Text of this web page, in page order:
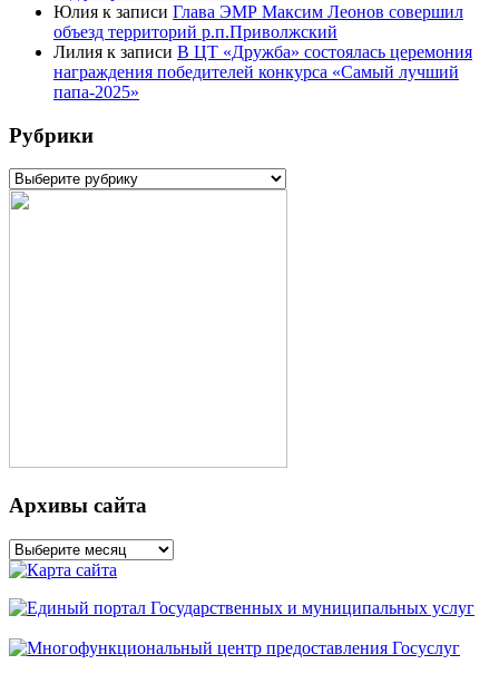
Юлия к записи Глава ЭМР Максим Леонов совершил
объезд территорий р.п.Приволжский
Лилия к записи В ЦТ «Дружба» состоялась церемония
награждения победителей конкурса «Самый лучший
папа-2025»
Рубрики
Рубрики
Архивы сайта
Архивы
сайта